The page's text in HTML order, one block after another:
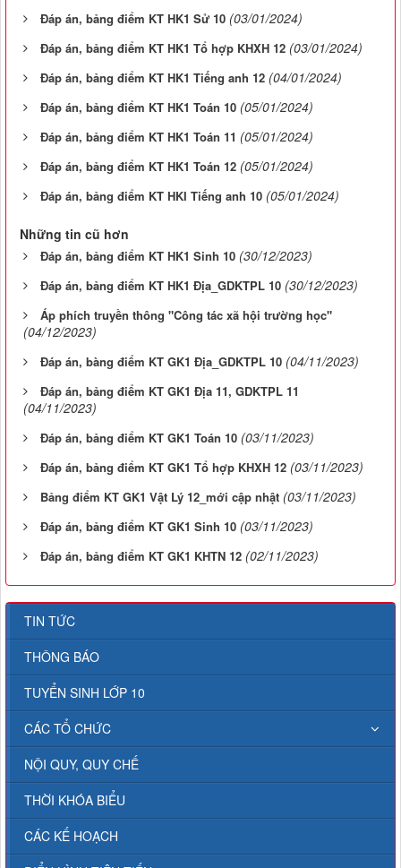
Đáp án, bảng điểm KT HK1 Sử 10 (03/01/2024)
Đáp án, bảng điểm KT HK1 Tổ hợp KHXH 12 (03/01/2024)
Đáp án, bảng điểm KT HK1 Tiếng anh 12 (04/01/2024)
Đáp án, bảng điểm KT HK1 Toán 10 (05/01/2024)
Đáp án, bảng điểm KT HK1 Toán 11 (05/01/2024)
Đáp án, bảng điểm KT HK1 Toán 12 (05/01/2024)
Đáp án, bảng điểm KT HKI Tiếng anh 10 (05/01/2024)
Những tin cũ hơn
Đáp án, bảng điểm KT HK1 Sinh 10 (30/12/2023)
Đáp án, bảng điểm KT HK1 Địa_GDKTPL 10 (30/12/2023)
Áp phích truyền thông "Công tác xã hội trường học"
(04/12/2023)
Đáp án, bàng điểm KT GK1 Địa_GDKTPL 10 (04/11/2023)
Đáp án, bảng điểm KT GK1 Địa 11, GDKTPL 11
(04/11/2023)
Đáp án, bảng điểm KT GK1 Toán 10 (03/11/2023)
Đáp án, bảng điểm KT GK1 Tổ hợp KHXH 12 (03/11/2023)
Bảng điểm KT GK1 Vật Lý 12_mới cập nhật (03/11/2023)
Đáp án, bảng điểm KT GK1 Sinh 10 (03/11/2023)
Đáp án, bảng điểm KT GK1 KHTN 12 (02/11/2023)
TIN TỨC
THÔNG BÁO
TUYỂN SINH LỚP 10
CÁC TỔ CHỨC
NỘI QUY, QUY CHẾ
THỜI KHÓA BIỂU
CÁC KẾ HOẠCH